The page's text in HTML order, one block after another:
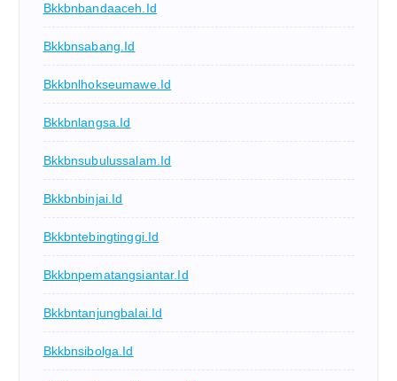
Bkkbnbandaaceh.id
Bkkbnsabang.id
Bkkbnlhokseumawe.id
Bkkbnlangsa.id
Bkkbnsubulussalam.id
Bkkbnbinjai.id
Bkkbntebingtinggi.id
Bkkbnpematangsiantar.id
Bkkbntanjungbalai.id
Bkkbnsibolga.id